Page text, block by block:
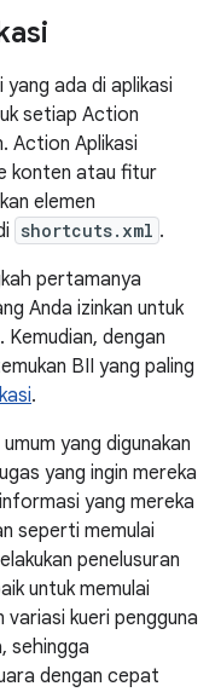
ada di aplikasi
setiap Action
Action Aplikasi
konten atau fitur
elemen
shortcuts.xml .
pertamanya
Anda izinkan untuk
dengan
BII yang paling
.
yang digunakan
yang ingin mereka
yang mereka
seperti memulai
penelusuran
untuk memulai
kueri pengguna
sehingga
dengan cepat